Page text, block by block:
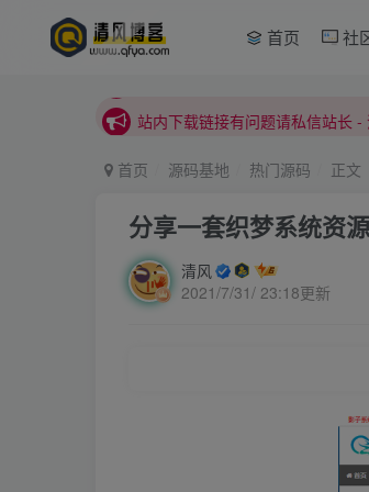
首页 社
站内下载链接有问题请私信站长 -
站内下载链接有问题请私信站长 -
首页 源码基地 热门源码 正文
分享一套织梦系统资
清风
2021/7/31/ 23:18更新